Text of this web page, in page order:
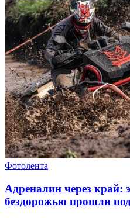
Фотолента
Адреналин через край:
бездорожью прошли